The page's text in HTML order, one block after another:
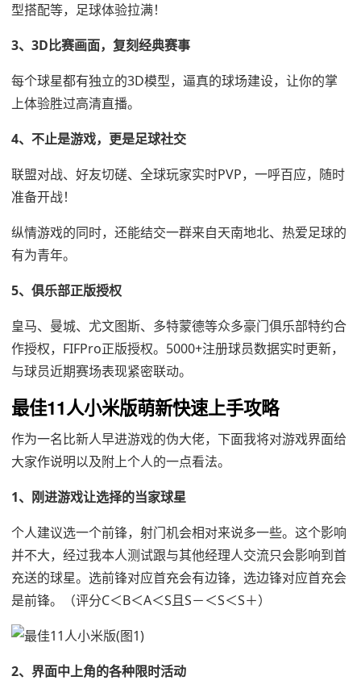
型搭配等，足球体验拉满！
3、3D比赛画面，复刻经典赛事
每个球星都有独立的3D模型，逼真的球场建设，让你的掌
上体验胜过高清直播。
4、不止是游戏，更是足球社交
联盟对战、好友切磋、全球玩家实时PVP，一呼百应，随时
准备开战！
纵情游戏的同时，还能结交一群来自天南地北、热爱足球的
有为青年。
5、俱乐部正版授权
皇马、曼城、尤文图斯、多特蒙德等众多豪门俱乐部特约合
作授权，FIFPro正版授权。5000+注册球员数据实时更新，
与球员近期赛场表现紧密联动。
最佳11人小米版萌新快速上手攻略
作为一名比新人早进游戏的伪大佬，下面我将对游戏界面给
大家作说明以及附上个人的一点看法。
1、刚进游戏让选择的当家球星
个人建议选一个前锋，射门机会相对来说多一些。这个影响
并不大，经过我本人测试跟与其他经理人交流只会影响到首
充送的球星。选前锋对应首充会有边锋，选边锋对应首充会
是前锋。（评分C＜B＜A＜S且S－＜S＜S＋）
2、界面中上角的各种限时活动